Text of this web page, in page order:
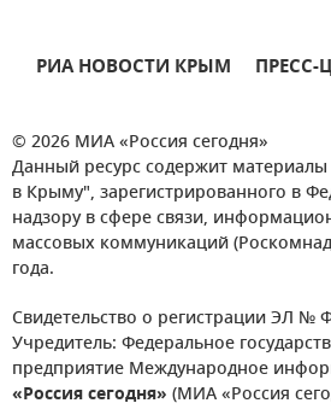
РИА НОВОСТИ КРЫМ ПРЕСС-
© 2026 МИА «Россия сегодня»
Данный ресурс содержит
в Крыму", зарегистрированного в
надзору в сфере связи,
массовых коммуникаций
года.
Свидетельство о регистрации ЭЛ №
Учредитель: Федеральное
предприятие Международное
«Россия сегодня» (МИА «Россия